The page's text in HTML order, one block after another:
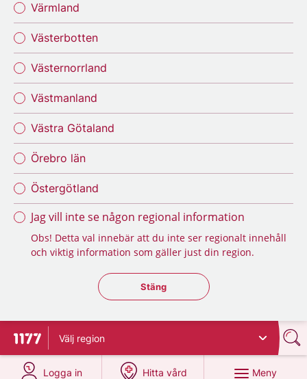
Värmland
Västerbotten
Västernorrland
Västmanland
Västra Götaland
Örebro län
Östergötland
Jag vill inte se någon regional information
Obs! Detta val innebär att du inte ser regionalt innehåll
och viktig information som gäller just din region.
Stäng regionsväljaren
Stäng
Till startsidan för 1177
Välj region
Logga in
på 1177.se
Hitta vård
på 1177.se
Meny